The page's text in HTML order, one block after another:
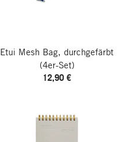
Etui Mesh Bag, durchgefärbt
(4er-Set)
12,90 €